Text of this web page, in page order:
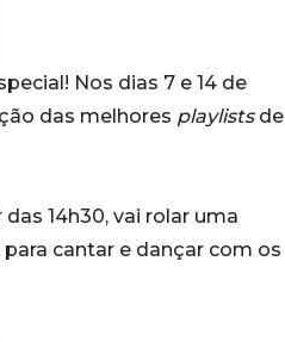
Nos dias 7 e 14 de
das melhores playlistsde
14h30, vai rolar uma
para cantar e dançar com os